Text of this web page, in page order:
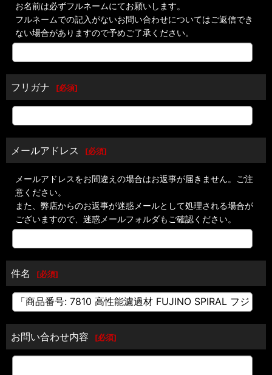
お名前は必ずフルネームにてお願いします。
フルネームでの記入がないお問い合わせについてはご返信でき
ない場合がありますので予めご了承ください。
フリガナ [必須]
メールアドレス [必須]
メールアドレスをお間違えの場合はお返事が届きません。ご注
意ください。
また、弊店からのお返事が迷惑メールとして処理される場合が
ございますので、迷惑メールフォルダもご確認ください。
件名 [必須]
お問い合わせ内容 [必須]